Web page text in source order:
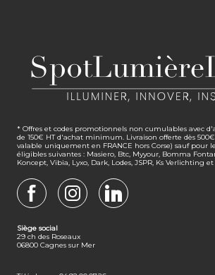
* Offres et codes promotionnels non cumulables avec
de 150€ HT d'achat minimum. Livraison offerte dès
valable uniquement en FRANCE hors Corse) sauf pour
éligibles suivantes : Masiero, Btc, Myyour, Bomma
Koncept, Vibia, Lyxo, Dark, Lodes, JSPR, Ks Verlichting
Siège social
29 ch des Roseaux
06800 Cagnes sur Mer